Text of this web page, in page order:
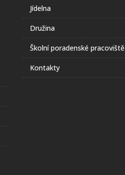
Jídelna
Družina
Školní poradenské pracoviště
Kontakty